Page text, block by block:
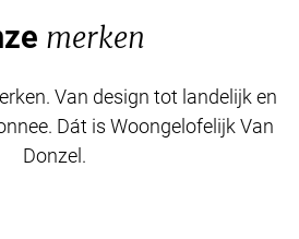
merken
Van design tot landelijk en
Dát is Woongelofelijk Van
Donzel.